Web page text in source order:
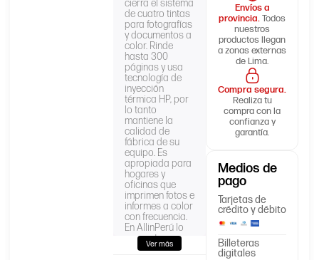
cierra el sistema
de cuatro tintas
para fotografías
y documentos a
color. Rinde
hasta 300
páginas y usa
tecnología de
inyección
térmica HP, por
lo tanto
mantiene la
calidad de
fábrica de su
equipo. Es
apropiada para
hogares y
oficinas que
imprimen fotos e
informes a color
con frecuencia.
En AllinPerú lo
encuentra
sellado de
Ver más
Envíos a
provincia.Todos
nuestros
productos llegan
a zonas externas
de Lima.
Compra segura.
Realiza tu
compra con la
confianza y
garantía.
Medios de
pago
Tarjetas de
crédito y débito
Billeteras
digitales